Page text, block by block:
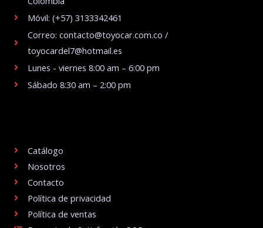
Móvil: (+57) 3133342461
Correo: contacto@toyocar.com.co /
toyocardel7@hotmail.es
Lunes - viernes 8:00 am – 6:00 pm
Sábado 8:30 am – 2:00 pm
Catálogo
Nosotros
Contacto
Política de privacidad
Política de ventas